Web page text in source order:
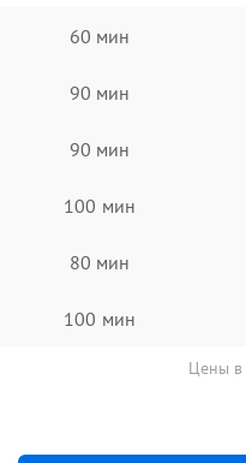
60 мин
90 мин
90 мин
100 мин
80 мин
100 мин
Цены в